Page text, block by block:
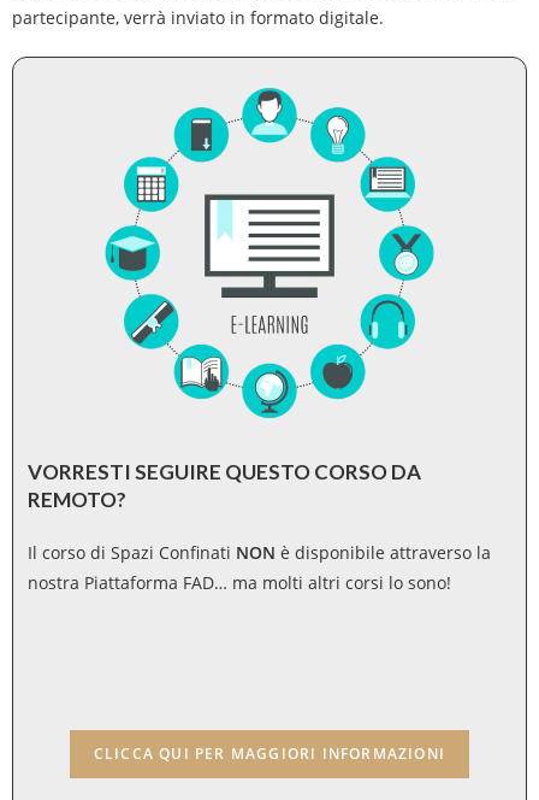
partecipante, verrà inviato in formato digitale.
VORRESTI SEGUIRE QUESTO CORSO DA
REMOTO?
Il corso di Spazi Confinati NON è disponibile attraverso la
nostra Piattaforma FAD… ma molti altri corsi lo sono!